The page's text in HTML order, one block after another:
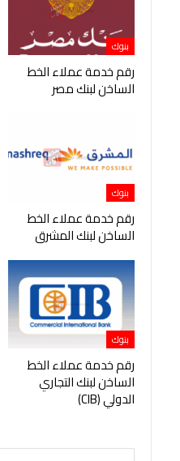
بنوك
رقم خدمة عملاء الخط
الساخن لبنك مصر
بنوك
رقم خدمة عملاء الخط
الساخن لبنك المشرق
بنوك
رقم خدمة عملاء الخط
الساخن لبنك التجاري
الدولي (CIB)